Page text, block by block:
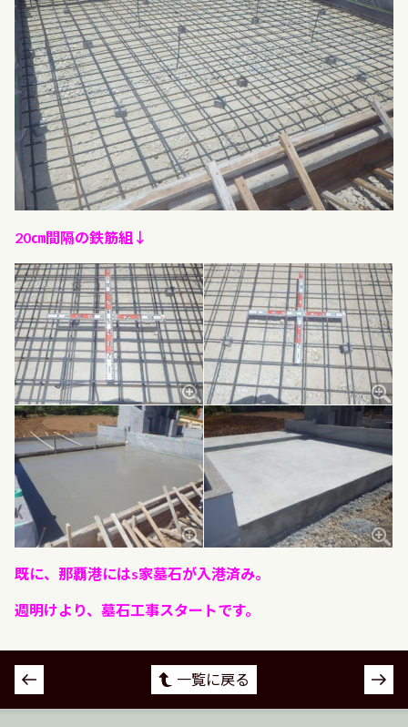
20㎝間隔の鉄筋組↓
既に、那覇港にはs家墓石が入港済み。
週明けより、墓石工事スタートです。
投
稿
一覧に戻る